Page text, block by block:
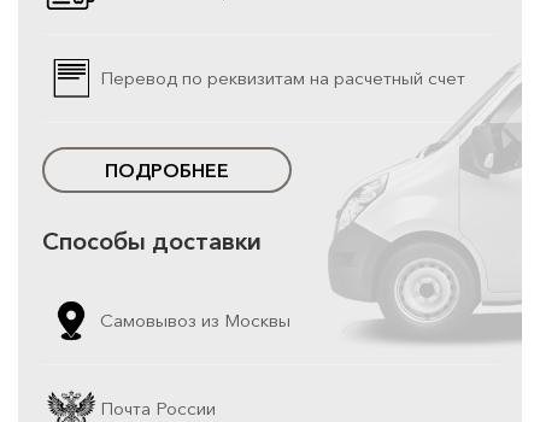
Перевод по реквизитам на расчетный счет
ПОДРОБНЕЕ
Способы доставки
Самовывоз из Москвы
Почта России